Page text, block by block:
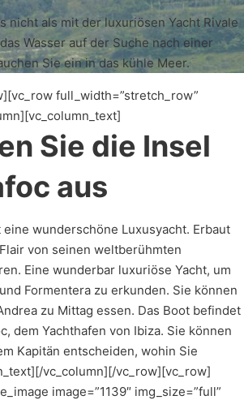
nicht als mit der luxuriösen Yacht Rivale
Wasser auf der Suche nach einer
Sie ein in das kühle Meer.
full_width=”stretch_row”
Sie die Insel
aus
eine wunderschöne Luxusyacht. Erbaut
von seinen weltberühmten
Eine wunderbar luxuriöse Yacht, um
Formentera zu erkunden. Sie können
zu Mittag essen. Das Boot befindet
dem Yachthafen von Ibiza. Sie können
Kapitän entscheiden, wohin Sie
vc_column][/vc_row][vc_row]
image=”1139″ img_size=”full”